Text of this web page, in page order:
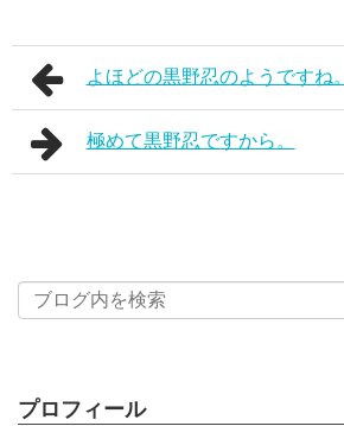
よほどの黒野忍のようですね。
極めて黒野忍ですから。
プロフィール